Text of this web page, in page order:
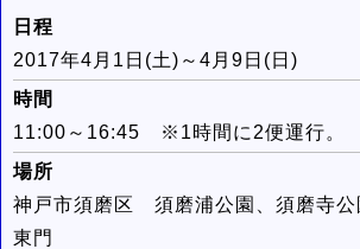
日程
2017年4月1日(土)～4月9日(日)
時間
11:00～16:45 ※1時間に2便運行。
場所
神戸市須磨区 須磨浦公園、須磨寺公
東門